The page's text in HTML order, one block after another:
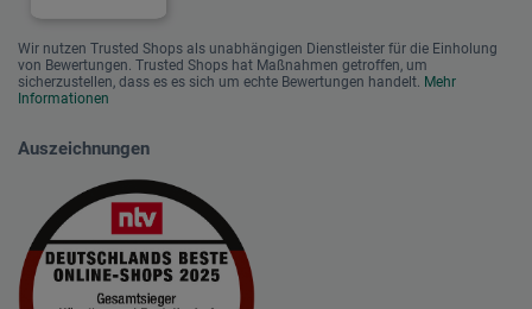
Wir nutzen Trusted Shops als unabhängigen Dienstleister für die Einholung
von Bewertungen. Trusted Shops hat Maßnahmen getroffen, um
sicherzustellen, dass es es sich um echte Bewertungen handelt. Mehr
Informationen
Auszeichnungen